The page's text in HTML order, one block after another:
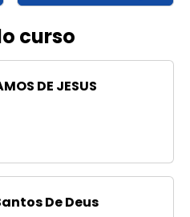
curso
DE JESUS
De Deus